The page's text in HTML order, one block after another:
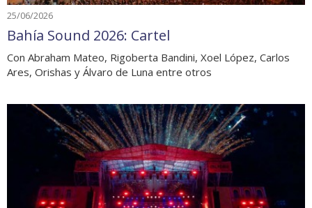
25/06/2026
Bahía Sound 2026: Cartel
Con Abraham Mateo, Rigoberta Bandini, Xoel López, Carlos
Ares, Orishas y Álvaro de Luna entre otros